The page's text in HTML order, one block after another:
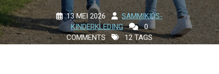
13 MEI 2026
SAMMIKIDS-
KINDERKLEDING
0
COMMENTS
12 TAGS